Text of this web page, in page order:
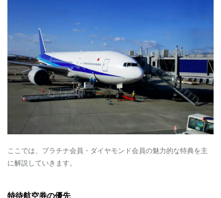
2.3.0.3
優
先
搭
2.3.0.4
受
取
2.4
ここでは、プラチナ会員・ダイヤモンド会員の魅力的な特典を主
に解説していきます。
特待航空券の優先